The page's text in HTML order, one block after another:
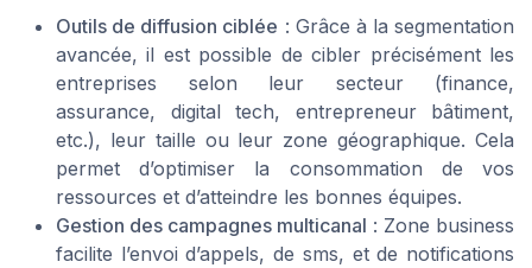
Outils de diffusion ciblée : Grâce à la segmentation
avancée, il est possible de cibler précisément les
entreprises selon leur secteur (finance,
assurance, digital tech, entrepreneur bâtiment,
etc.), leur taille ou leur zone géographique. Cela
permet d’optimiser la consommation de vos
ressources et d’atteindre les bonnes équipes.
Gestion des campagnes multicanal : Zone business
facilite l’envoi d’appels, de sms, et de notifications